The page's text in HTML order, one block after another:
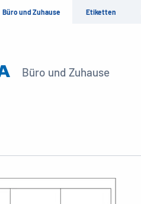
Büro und Zuhause Etiketten
Büro und Zuhause